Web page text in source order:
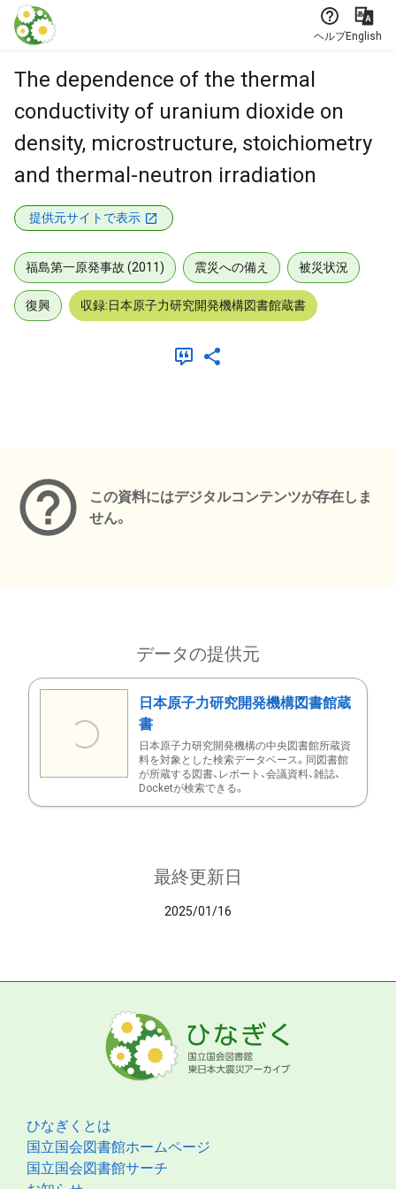
本文に飛ぶ
ヘルプEnglish
The dependence of the thermal
conductivity of uranium dioxide on
density, microstructure, stoichiometry
and thermal-neutron irradiation
提供元サイトで表示
福島第一原発事故 (2011) 震災への備え 被災状況
復興 収録:日本原子力研究開発機構図書館蔵書
この資料にはデジタルコンテンツが存在しま
せん。
データの提供元
日本原子力研究開発機構図書館蔵
書
日本原子力研究開発機構の中央図書館所蔵資
料を対象とした検索データベース。同図書館
が所蔵する図書、レポート、会議資料、雑誌、
Docketが検索できる。
最終更新日
2025/01/16
ひなぎくとは
国立国会図書館ホームページ
国立国会図書館サーチ